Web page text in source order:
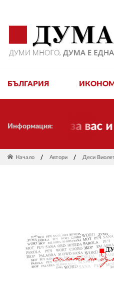
БЪЛГАРИЯ
Информация:
за вас и за
Начало Автори Деси